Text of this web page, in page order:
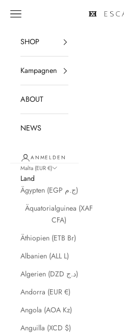
ESCADA
Navigationsmenü öffnen
SHOP
Kampagnen
ABOUT
NEWS
ANMELDEN
Malta (EUR €)
Land
Ägypten (EGP ج.م)
Äquatorialguinea (XAF
CFA)
Äthiopien (ETB Br)
Albanien (ALL L)
Algerien (DZD د.ج)
Andorra (EUR €)
Angola (AOA Kz)
Anguilla (XCD $)